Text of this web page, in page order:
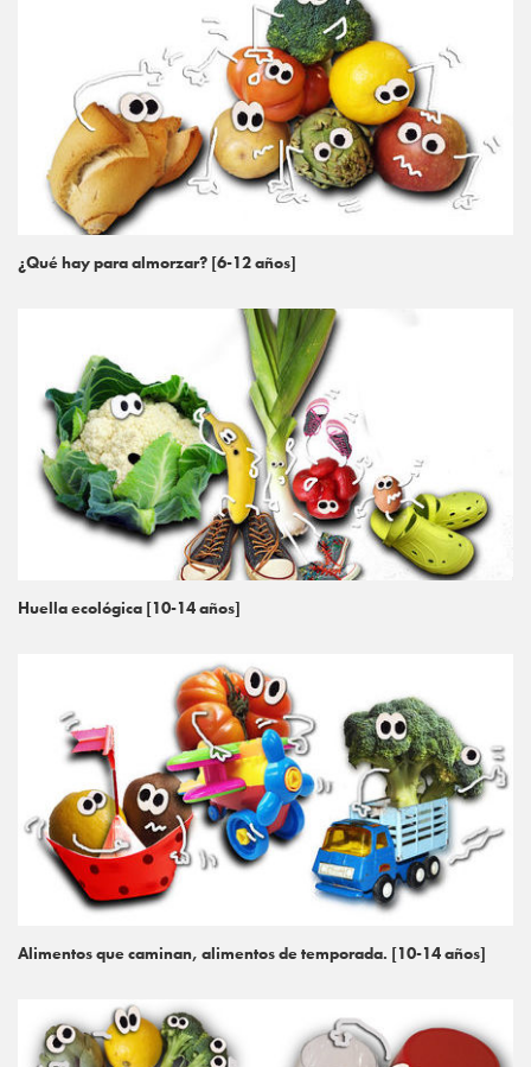
¿Qué hay para almorzar? [6-12 años]
Huella ecológica [10-14 años]
Alimentos que caminan, alimentos de temporada. [10-14 años]